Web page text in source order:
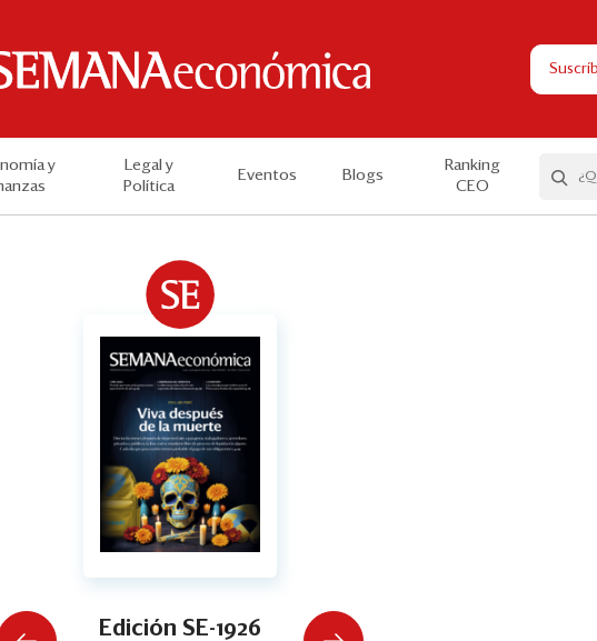
y
Legal y
Política
Eventos Blogs
Ranking
CEO
Edición SE-1926